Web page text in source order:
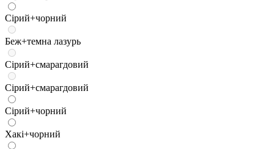
Сірий+чорний
Беж+темна лазурь
Сірий+смарагдовий
Сірий+смарагдовий
Сірий+чорний
Хакі+чорний